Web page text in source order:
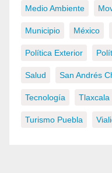
Medio Ambiente
Municipio México
Política Exterior
Salud San Andrés
Tecnología Tlaxcala
Turismo Puebla